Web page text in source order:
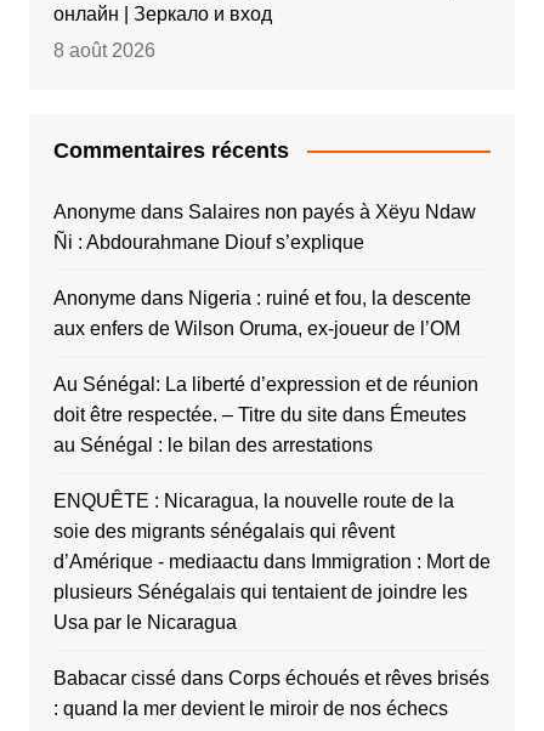
онлайн | Зеркало и вход
8 août 2026
Commentaires récents
Anonymedans Salaires non payés à Xëyu Ndaw
Ñi : Abdourahmane Diouf s’explique
Anonymedans Nigeria : ruiné et fou, la descente
aux enfers de Wilson Oruma, ex-joueur de l’OM
Au Sénégal: La liberté d’expression et de réunion
doit être respectée. – Titre du sitedans Émeutes
au Sénégal : le bilan des arrestations
ENQUÊTE : Nicaragua, la nouvelle route de la
soie des migrants sénégalais qui rêvent
d’Amérique - mediaactu dans Immigration : Mort de
plusieurs Sénégalais qui tentaient de joindre les
Usa par le Nicaragua
Babacar cissédans Corps échoués et rêves brisés
: quand la mer devient le miroir de nos échecs